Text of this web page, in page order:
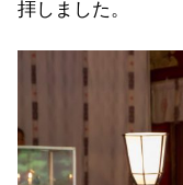
拝しました。